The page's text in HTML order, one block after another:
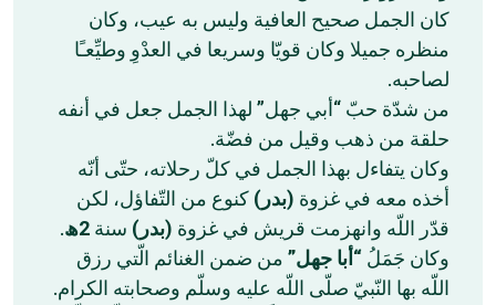
كان الجمل صحيح العافية وليس به عيب، وكان
منظره جميلا وكان قويّا وسريعا في العدْوِ وطيِّعـًا
لصاحبه.
من شدّة حبّ “أبي جهل” لهذا الجمل جعل في أنفه
حلقة من ذهب وقيل من فضّة.
وكان يتفاءل بهذا الجمل في كلّ رحلاته، حتّى أنّه
أخذه معه في غزوة (بدر) كنوع من التّفاؤل، لكن
قدّر اللّه وانهزمت قريش في غزوة (بدر) سنة 2ھ
.
وكان جَمَلُ “أبا جهل” من ضمن الغنائم الّتي رزق
اللّه بها النّبيّ صلّى اللّه عليه وسلّم وصحابته الكرام.